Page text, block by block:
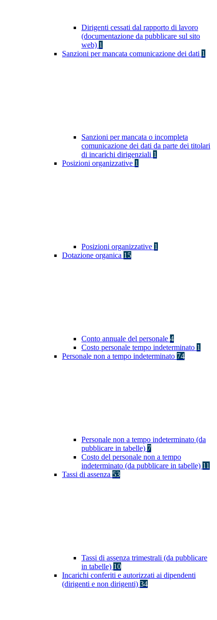
Dirigenti cessati dal rapporto di lavoro
(documentazione da pubblicare sul sito
web) 1
Sanzioni per mancata comunicazione dei dati 1
Sanzioni per mancata o incompleta
comunicazione dei dati da parte dei titolari
di incarichi dirigenziali 1
Posizioni organizzative 1
Posizioni organizzative 1
Dotazione organica 15
Conto annuale del personale 4
Costo personale tempo indeterminato 1
Personale non a tempo indeterminato 74
Personale non a tempo indeterminato (da
pubblicare in tabelle) 7
Costo del personale non a tempo
indeterminato (da pubblicare in tabelle) 11
Tassi di assenza 53
Tassi di assenza trimestrali (da pubblicare
in tabelle) 10
Incarichi conferiti e autorizzati ai dipendenti
(dirigenti e non dirigenti) 34